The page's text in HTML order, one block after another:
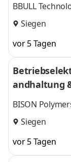
BBULL
Siegen
vor 5 Tagen
andhaltung
BISON
Siegen
vor 5 Tagen